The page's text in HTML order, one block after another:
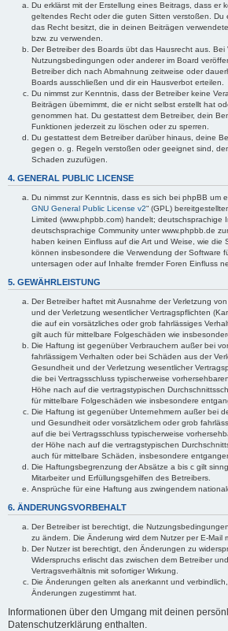
Du erklärst mit der Erstellung eines Beitrags, dass er
geltendes Recht oder die guten Sitten verstoßen. Du
das Recht besitzt, die in deinen Beiträgen
bzw. zu verwenden.
Der Betreiber des Boards übt das Hausrecht aus. Bei
Nutzungsbedingungen oder anderer im Board
Betreiber dich nach Abmahnung zeitweise oder
Boards ausschließen und dir ein Hausverbot erteilen.
Du nimmst zur Kenntnis, dass der Betreiber keine
Beiträgen übernimmt, die er nicht selbst erstellt hat
genommen hat. Du gestattest dem Betreiber, dein
Funktionen jederzeit zu löschen oder zu sperren.
Du gestattest dem Betreiber darüber hinaus, deine
gegen o. g. Regeln verstoßen oder geeignet sind,
Schaden zuzufügen.
4. GENERAL PUBLIC LICENSE
Du nimmst zur Kenntnis, dass es sich bei phpBB um
GNU General Public License v2“ (GPL)
Limited (www.phpbb.com) handelt; deutschsprachige
deutschsprachige Community unter www.phpbb.de
haben keinen Einfluss auf die Art und Weise, wie die
können insbesondere die Verwendung der Software
untersagen oder auf Inhalte fremder Foren Einfluss
5. GEWÄHRLEISTUNG
Der Betreiber haftet mit Ausnahme der Verletzung
und der Verletzung wesentlicher Vertragspflichten
die auf ein vorsätzliches oder grob fahrlässiges
gilt auch für mittelbare Folgeschäden wie
Die Haftung ist gegenüber Verbrauchern außer bei
fahrlässigem Verhalten oder bei Schäden aus der
Gesundheit und der Verletzung wesentlicher
die bei Vertragsschluss typischerweise
Höhe nach auf die vertragstypischen
für mittelbare Folgeschäden wie insbesondere
Die Haftung ist gegenüber Unternehmern außer bei
und Gesundheit oder vorsätzlichem oder grob
auf die bei Vertragsschluss typischerweise
der Höhe nach auf die vertragstypischen
auch für mittelbare Schäden, insbesondere
Die Haftungsbegrenzung der Absätze a bis c gilt
Mitarbeiter und Erfüllungsgehilfen des Betreibers.
Ansprüche für eine Haftung aus zwingendem
6. ÄNDERUNGSVORBEHALT
Der Betreiber ist berechtigt, die
zu ändern. Die Änderung wird dem Nutzer per E-Mail
Der Nutzer ist berechtigt, den Änderungen zu
Widerspruchs erlischt das zwischen dem Betreiber
Vertragsverhältnis mit sofortiger Wirkung.
Die Änderungen gelten als anerkannt und
Änderungen zugestimmt hat.
Informationen über den Umgang mit deinen
Datenschutzerklärung enthalten.